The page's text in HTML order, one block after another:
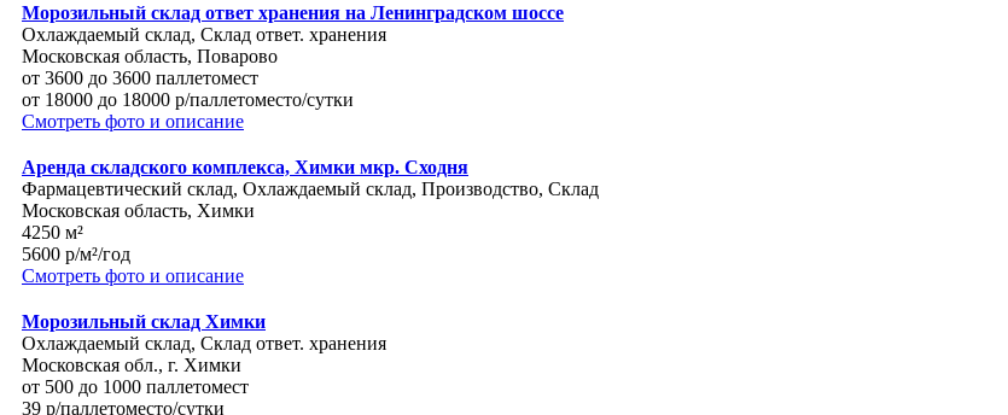
Морозильный склад ответ хранения на Ленинградском шоссе
Охлаждаемый склад, Склад ответ. хранения
Московская область, Поварово
от 3600 до 3600 паллетомест
от 18000 до 18000 р/паллетоместо/сутки
Смотреть фото и описание
Аренда складского комплекса, Химки мкр. Сходня
Фармацевтический склад, Охлаждаемый склад, Производство, Склад
Московская область, Химки
4250 м²
5600 р/м²/год
Смотреть фото и описание
Морозильный склад Химки
Охлаждаемый склад, Склад ответ. хранения
Московская обл., г. Химки
от 500 до 1000 паллетомест
39 р/паллетоместо/сутки